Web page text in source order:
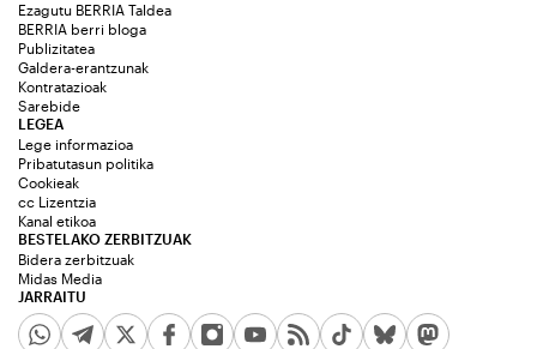
Ezagutu BERRIA Taldea
BERRIA berri bloga
Publizitatea
Galdera-erantzunak
Kontratazioak
Sarebide
JARRAITU
LEGEA
Lege informazioa
Pribatutasun politika
Cookieak
cc Lizentzia
Kanal etikoa
BESTELAKO ZERBITZUAK
Bidera zerbitzuak
Midas Media